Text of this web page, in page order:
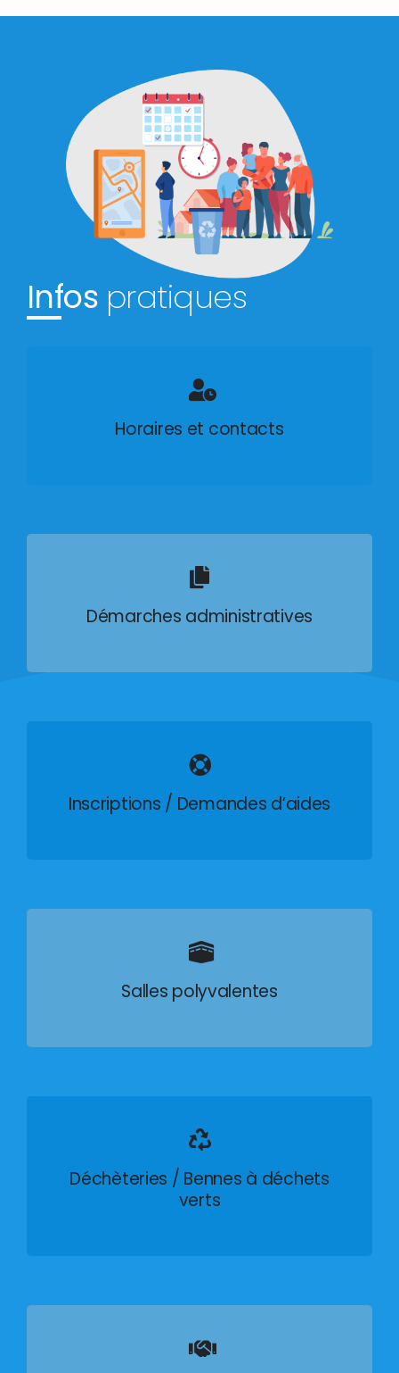
Infos pratiques
Horaires et contacts
Démarches administratives
Inscriptions / Demandes d’aides
Salles polyvalentes
Déchèteries / Bennes à déchets
verts